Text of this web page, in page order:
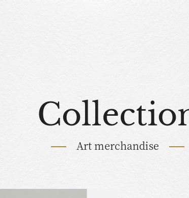
Art merchandise